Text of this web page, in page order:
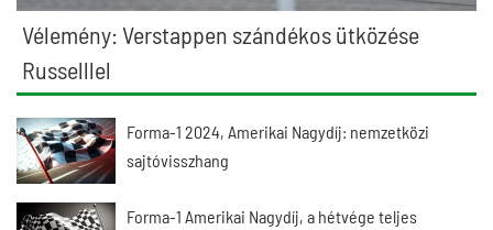
Vélemény: Verstappen szándékos ütközése
Russelllel
Forma-1 2024, Amerikai Nagydíj: nemzetközi
sajtóvisszhang
Forma-1 Amerikai Nagydíj, a hétvége teljes